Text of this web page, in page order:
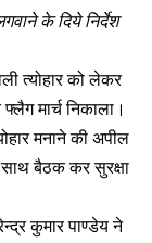
के दिये निर्देश
त्योहार को लेकर
मार्च निकाला।
मनाने की अपील
साथ बैठक कर सुरक्षा
कुमार पाण्डेय ने